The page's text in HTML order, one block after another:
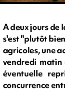
A deux jours de
s'est "plutôt
agricoles, une
vendredi matin
éventuelle
concurrence